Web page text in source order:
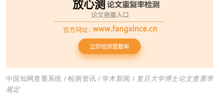
中国知网查重系统 /检测资讯 / 学术新闻 / 复旦大学博士论文查重率
规定